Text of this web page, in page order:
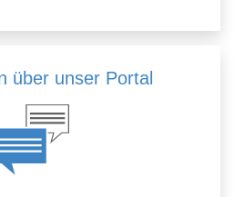
über unser Portal